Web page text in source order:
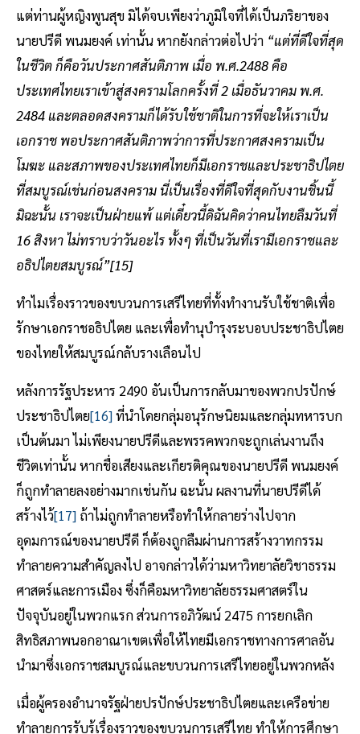
แต่ท่านผู้หญิงพูนสุข มิได้จบเพียงว่าภูมิใจที่ได้เป็นภริยาของ
นายปรีดี พนมยงค์ เท่านั้น หากยังกล่าวต่อไปว่า “แต่ที่ดีใจที่สุด
ในชีวิต ก็คือวันประกาศสันติภาพ เมื่อ พ.ศ.2488 คือ
ประเทศไทยเราเข้าสู่สงครามโลกครั้งที่ 2 เมื่อธันวาคม พ.ศ.
2484 และตลอดสงครามก็ได้รับใช้ชาติในการที่จะให้เราเป็น
เอกราช พอประกาศสันติภาพว่าการที่ประกาศสงครามเป็น
โมฆะ และสภาพของประเทศไทยก็มีเอกราชและประชาธิปไตย
ที่สมบูรณ์เช่นก่อนสงคราม นี่เป็นเรื่องที่ดีใจที่สุดกับงานชิ้นนี้
มิฉะนั้น เราจะเป็นฝ่ายแพ้ แต่เดี๋ยวนี้ดิฉันคิดว่าคนไทยลืมวันที่
16 สิงหา ไม่ทราบว่าวันอะไร ทั้งๆ ที่เป็นวันที่เรามีเอกราชและ
อธิปไตยสมบูรณ์”[15]
ทำไมเรื่องราวของขบวนการเสรีไทยที่ทั้งทำงานรับใช้ชาติเพื่อ
รักษาเอกราชอธิปไตย และเพื่อทำนุบำรุงระบอบประชาธิปไตย
ของไทยให้สมบูรณ์กลับรางเลือนไป
หลังการรัฐประหาร 2490 อันเป็นการกลับมาของพวกปรปักษ์
ประชาธิปไตย[16]ที่นำโดยกลุ่มอนุรักษนิยมและกลุ่มทหารบก
เป็นต้นมา ไม่เพียงนายปรีดีและพรรคพวกจะถูกเล่นงานถึง
ชีวิตเท่านั้น หากชื่อเสียงและเกียรติคุณของนายปรีดี พนมยงค์
ก็ถูกทำลายลงอย่างมากเช่นกัน ฉะนั้น ผลงานที่นายปรีดีได้
สร้างไว้[17] ถ้าไม่ถูกทำลายหรือทำให้กลายร่างไปจาก
อุดมการณ์ของนายปรีดี ก็ต้องถูกลืมผ่านการสร้างวาทกรรม
ทำลายความสำคัญลงไป อาจกล่าวได้ว่ามหาวิทยาลัยวิชาธรรม
ศาสตร์และการเมือง ซึ่งก็คือมหาวิทยาลัยธรรมศาสตร์ใน
ปัจจุบันอยู่ในพวกแรก ส่วนการอภิวัฒน์ 2475 การยกเลิก
สิทธิสภาพนอกอาณาเขตเพื่อให้ไทยมีเอกราชทางการศาลอัน
นำมาซึ่งเอกราชสมบูรณ์และขบวนการเสรีไทยอยู่ในพวกหลัง
เมื่อผู้ครองอำนาจรัฐฝ่ายปรปักษ์ประชาธิปไตยและเครือข่าย
ทำลายการรับรู้เรื่องราวของขบวนการเสรีไทย ทำให้การศึกษา